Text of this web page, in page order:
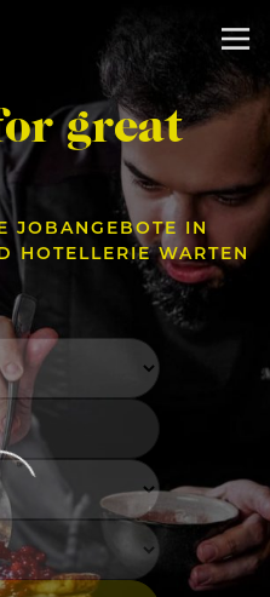
great
JOBANGEBOTE IN
HOTELLERIE WARTEN